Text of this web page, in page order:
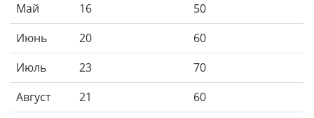
Май
16
50
Июнь
20
60
Июль
23
70
Август
21
60